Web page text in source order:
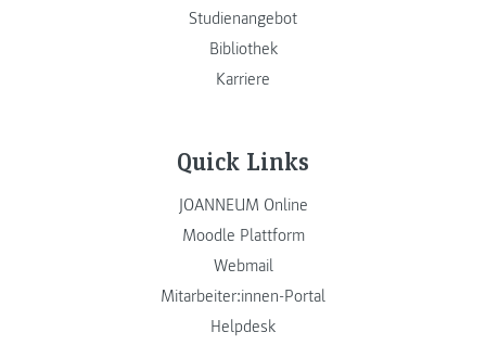
Studienangebot
Bibliothek
Karriere
Quick Links
JOANNEUM Online
Moodle Plattform
Webmail
Mitarbeiter:innen-Portal
Helpdesk